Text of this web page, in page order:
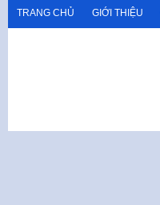
TRANG CHỦ GIỚI THIỆU